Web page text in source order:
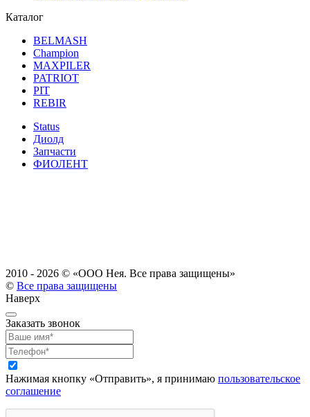
Каталог
BELMASH
Champion
MAXPILER
PATRIOT
PIT
REBIR
Status
Диолд
Запчасти
ФИОЛЕНТ
2010 - 2026 © «ООО Нея. Все права защищены»
© Все права защищены
Наверх
Заказать звонок
Нажимая кнопку «Отправить», я принимаю пользовательское
соглашение